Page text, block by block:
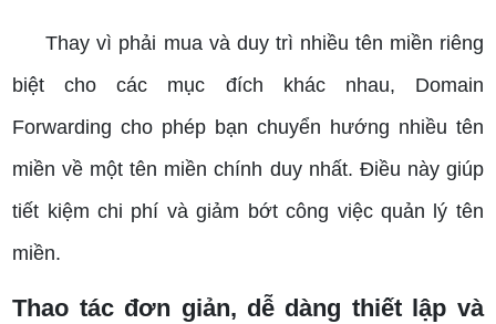
Thay vì phải mua và duy trì nhiều tên miền riêng
biệt cho các mục đích khác nhau, Domain
Forwarding cho phép bạn chuyển hướng nhiều tên
miền về một tên miền chính duy nhất. Điều này giúp
tiết kiệm chi phí và giảm bớt công việc quản lý tên
miền.
Thao tác đơn giản, dễ dàng thiết lập và